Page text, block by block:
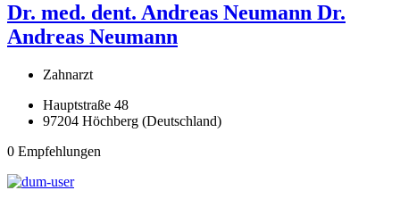
Dr. med. dent. Andreas Neumann Dr.
Andreas Neumann
Zahnarzt
Hauptstraße 48
97204 Höchberg (Deutschland)
0 Empfehlungen